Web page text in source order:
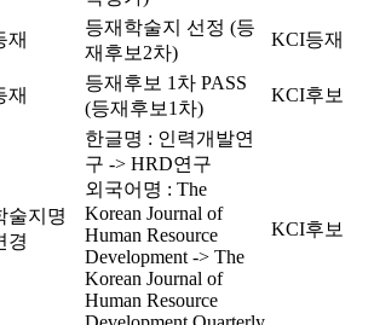
재
등재학술지 선정 (등
재후보2차)
KCI등재
재
등재후보 1차 PASS
(등재후보1차)
KCI후보
술지명
경
한글명 : 인력개발연
구 -> HRD연구
외국어명 : The
Korean Journal of
Human Resource
Development -> The
Korean Journal of
Human Resource
KCI후보